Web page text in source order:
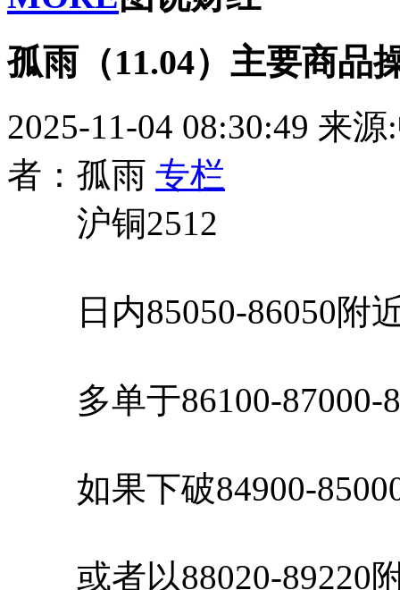
孤雨（11.04）主要商品
2025-11-04 08:30:49 来源
者：孤雨 专栏
沪铜2512
日内85050-86050附
多单于86100-87000-
如果下破84900-
或者以88020-89220